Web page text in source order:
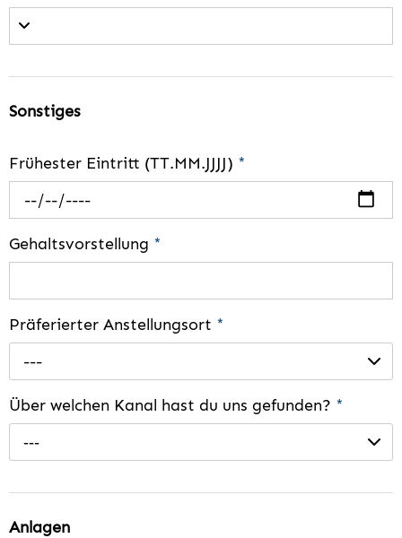
Sonstiges
Frühester Eintritt (TT.MM.JJJJ) *
Gehaltsvorstellung *
Präferierter Anstellungsort *
---
Über welchen Kanal hast du uns gefunden? *
---
Anlagen